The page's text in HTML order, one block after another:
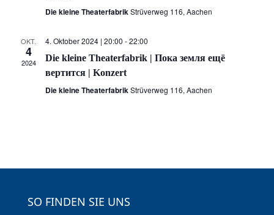
Die kleine TheaterfabrikStrüverweg 116, Aachen
OKT.
4
2024
4. Oktober 2024 | 20:00 -22:00
Die kleine Theaterfabrik | Пока земля ещё
вертится | Konzert
Die kleine TheaterfabrikStrüverweg 116, Aachen
SO FINDEN SIE UNS